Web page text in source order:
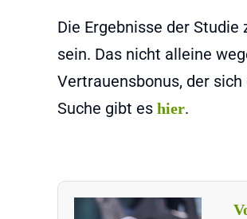
Die Ergebnisse der
sein. Das nicht alleine
Vertrauensbonus, der
Suche gibt es hier.